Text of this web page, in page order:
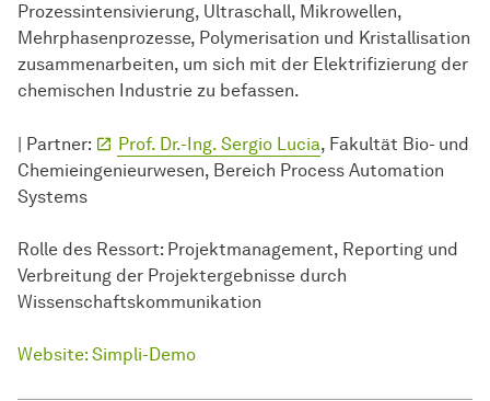
Prozessintensivierung, Ultraschall, Mikrowellen,
Mehrphasenprozesse, Polymerisation und Kristallisation
zusammenarbeiten, um sich mit der Elektrifizierung der
chemischen Industrie zu befassen.
| Partner: Prof. Dr.-Ing. Sergio Lucia, Fakultät Bio- und
Chemie­ingenieur­wesen, Bereich Process Automation
Systems
Rolle des Ressort: Projekt­management, Reporting und
Verbreitung der Projektergebnisse durch
Wissenschaftskommunikation
Website: Simpli-Demo